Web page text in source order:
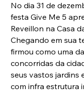
No dia 31 de
festa Give Me 5
Reveillon na Casa
Chegando em sua
firmou como uma
concorridas da
seus vastos jardins
com infra estrutura